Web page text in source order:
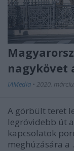
nagykövet
IAMedia • 2020.
A görbült teret
legrövidebb út
kapcsolatok
meghúzására a